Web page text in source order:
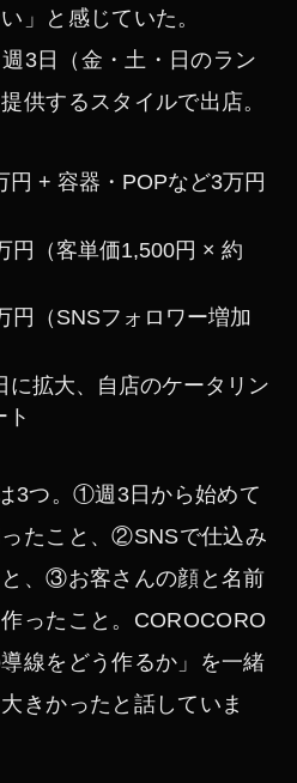
」と感じていた。
3日（金・土・日のラン
供するスタイルで出店。
円 + 容器・POPなど3万円
円（客単価1,500円 × 約
円（SNSフォロワー増加
に拡大、自店のケータリン
ト
3つ。①週3日から始めて
ったこと、②SNSで仕込み
、③お客さんの顔と名前
ったこと。COROCORO
線をどう作るか」を一緒
きかったと話していま